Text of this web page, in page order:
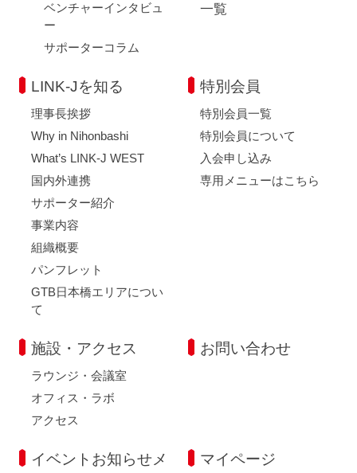
ベンチャーインタビュ
ー
サポーターコラム
一覧
LINK-Jを知る
理事長挨拶
Why in Nihonbashi
What’s LINK-J WEST
国内外連携
サポーター紹介
事業内容
組織概要
パンフレット
GTB日本橋エリアについ
て
特別会員
特別会員一覧
特別会員について
入会申し込み
専用メニューはこちら
施設・アクセス
ラウンジ・会議室
オフィス・ラボ
アクセス
お問い合わせ
イベントお知らせメ
マイページ